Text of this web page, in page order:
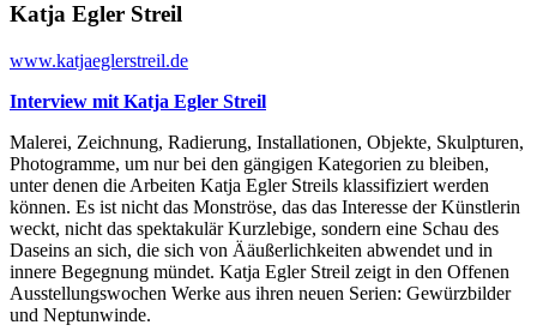
Katja Egler Streil
www.katjaeglerstreil.de
Interview mit Katja Egler Streil
Malerei, Zeichnung, Radierung, Installationen, Objekte, Skulpturen,
Photogramme, um nur bei den gängigen Kategorien zu bleiben,
unter denen die Arbeiten Katja Egler Streils klassifiziert werden
können. Es ist nicht das Monströse, das das Interesse der Künstlerin
weckt, nicht das spektakulär Kurzlebige, sondern eine Schau des
Daseins an sich, die sich von Ääußerlichkeiten abwendet und in
innere Begegnung mündet. Katja Egler Streil zeigt in den Offenen
Ausstellungswochen Werke aus ihren neuen Serien: Gewürzbilder
und Neptunwinde.